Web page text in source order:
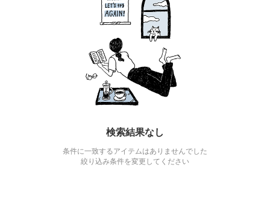
検索結果なし
条件に一致するアイテムはありませんでした
絞り込み条件を変更してください